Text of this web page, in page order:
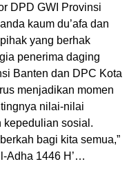
DPD GWI Provinsi
kaum du’afa dan
yang berhak
penerima daging
Banten dan DPC Kota
menjadikan momen
nilai-nilai
kepedulian sosial.
bagi kita semua,”
Adha 1446 H’…